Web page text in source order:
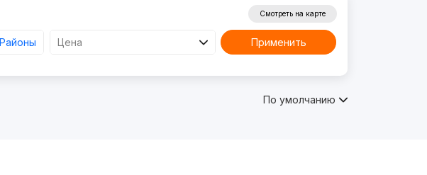
Районы Цена
Смотреть на карте
Применить
По умолчанию